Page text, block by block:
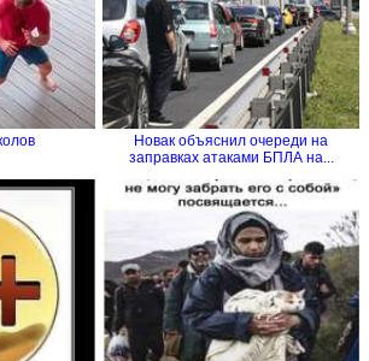
Новак объяснил очереди на
заправках атаками БПЛА на...